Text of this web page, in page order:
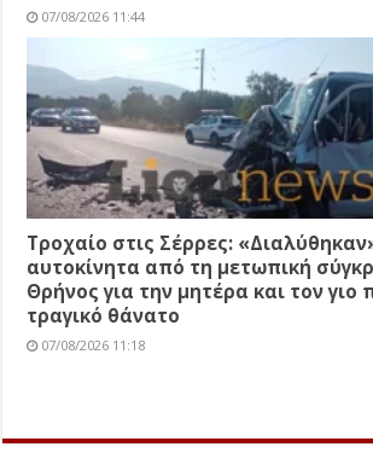
07/08/2026 11:44
Τροχαίο στις Σέρρες:
αυτοκίνητα από τη μετωπική
Θρήνος για την μητέρα και τον γιο
τραγικό θάνατο
07/08/2026 11:18